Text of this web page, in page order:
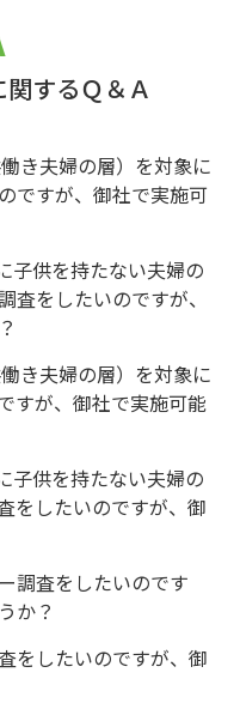
するＱ＆Ａ
き夫婦の層）を対象に
ですが、御社で実施可
子供を持たない夫婦の
査をしたいのですが、
き夫婦の層）を対象に
すが、御社で実施可能
子供を持たない夫婦の
をしたいのですが、御
調査をしたいのです
か？
をしたいのですが、御